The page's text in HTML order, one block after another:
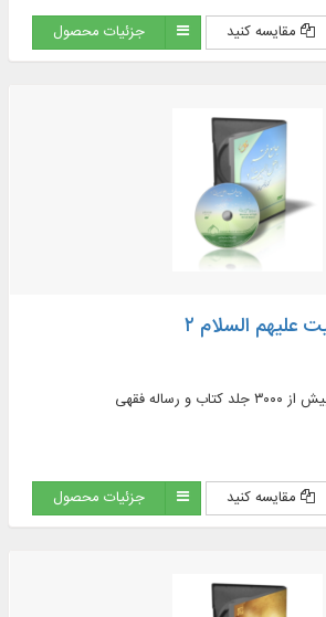
مقایسه کنید جزئیات محصول
علیهم السلام ۲
فقهی
مقایسه کنید جزئیات محصول